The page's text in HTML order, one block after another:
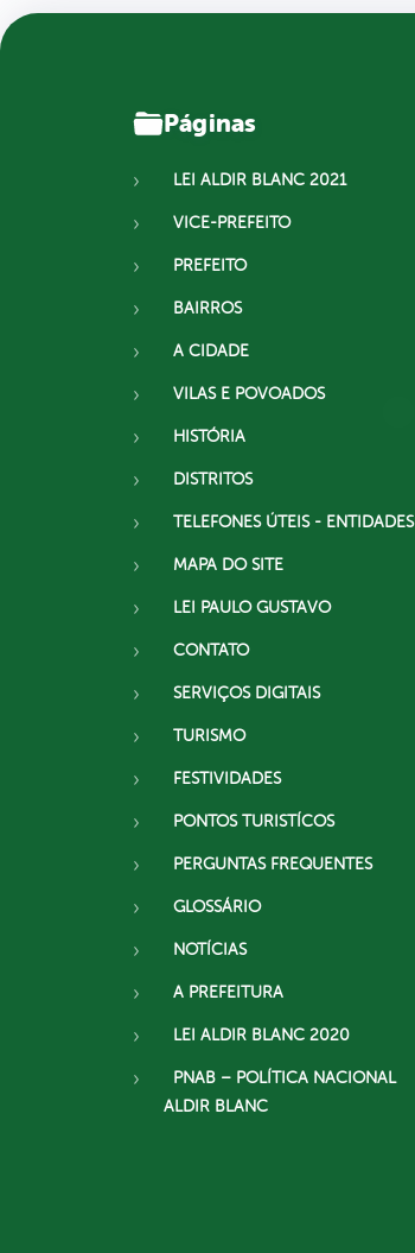
Páginas
LEI ALDIR BLANC 2021
VICE-PREFEITO
PREFEITO
BAIRROS
A CIDADE
VILAS E POVOADOS
HISTÓRIA
DISTRITOS
TELEFONES ÚTEIS - ENTIDADES
MAPA DO SITE
LEI PAULO GUSTAVO
CONTATO
SERVIÇOS DIGITAIS
TURISMO
FESTIVIDADES
PONTOS TURISTÍCOS
PERGUNTAS FREQUENTES
GLOSSÁRIO
NOTÍCIAS
A PREFEITURA
LEI ALDIR BLANC 2020
PNAB – POLÍTICA NACIONAL
ALDIR BLANC